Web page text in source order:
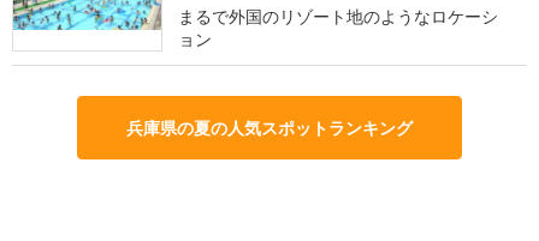
まるで外国のリゾート地のようなロケーシ
ョン
兵庫県の夏の人気スポットランキング